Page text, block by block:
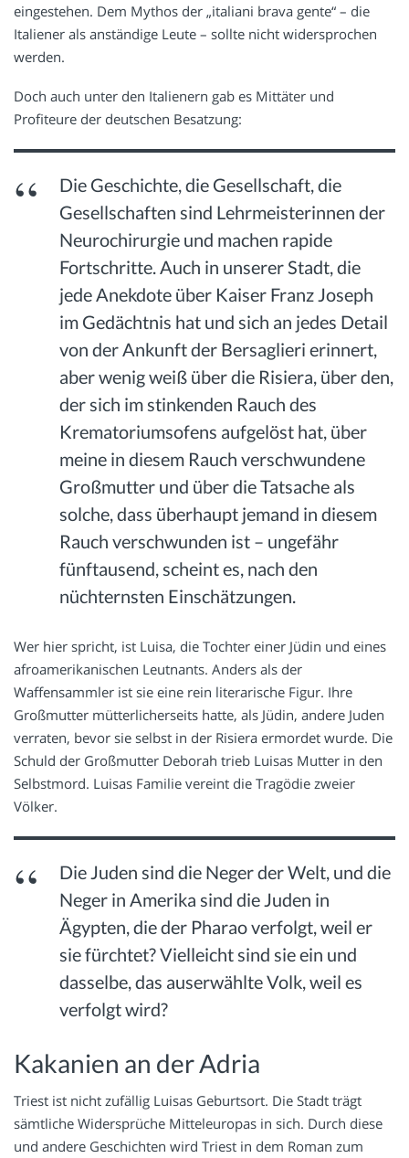
eingestehen. Dem Mythos der „italiani brava gente“ – die
Italiener als anständige Leute – sollte nicht widersprochen
werden.
Doch auch unter den Italienern gab es Mittäter und
Profiteure der deutschen Besatzung:
Die Geschichte, die Gesellschaft, die
Gesellschaften sind Lehrmeisterinnen der
Neurochirurgie und machen rapide
Fortschritte. Auch in unserer Stadt, die
jede Anekdote über Kaiser Franz Joseph
im Gedächtnis hat und sich an jedes Detail
von der Ankunft der Bersaglieri erinnert,
aber wenig weiß über die Risiera, über den,
der sich im stinkenden Rauch des
Krematoriumsofens aufgelöst hat, über
meine in diesem Rauch verschwundene
Großmutter und über die Tatsache als
solche, dass überhaupt jemand in diesem
Rauch verschwunden ist – ungefähr
fünftausend, scheint es, nach den
nüchternsten Einschätzungen.
Wer hier spricht, ist Luisa, die Tochter einer Jüdin und eines
afroamerikanischen Leutnants. Anders als der
Waffensammler ist sie eine rein literarische Figur. Ihre
Großmutter mütterlicherseits hatte, als Jüdin, andere Juden
verraten, bevor sie selbst in der Risiera ermordet wurde. Die
Schuld der Großmutter Deborah trieb Luisas Mutter in den
Selbstmord. Luisas Familie vereint die Tragödie zweier
Völker.
Die Juden sind die Neger der Welt, und die
Neger in Amerika sind die Juden in
Ägypten, die der Pharao verfolgt, weil er
sie fürchtet? Vielleicht sind sie ein und
dasselbe, das auserwählte Volk, weil es
verfolgt wird?
Kakanien an der Adria
Triest ist nicht zufällig Luisas Geburtsort. Die Stadt trägt
sämtliche Widersprüche Mitteleuropas in sich. Durch diese
und andere Geschichten wird Triest in dem Roman zum